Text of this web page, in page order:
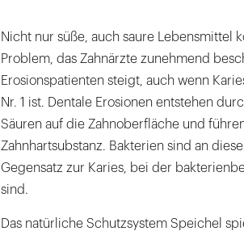
Nicht nur süße, auch saure Lebensmittel
Problem, das Zahnärzte zunehmend
Erosionspatienten steigt, auch wenn
Nr. 1 ist. Dentale Erosionen entstehen
Säuren auf die Zahnoberfläche und
Zahnhartsubstanz. Bakterien sind an
Gegensatz zur Karies, bei der
sind.
Das natürliche Schutzsystem Speichel